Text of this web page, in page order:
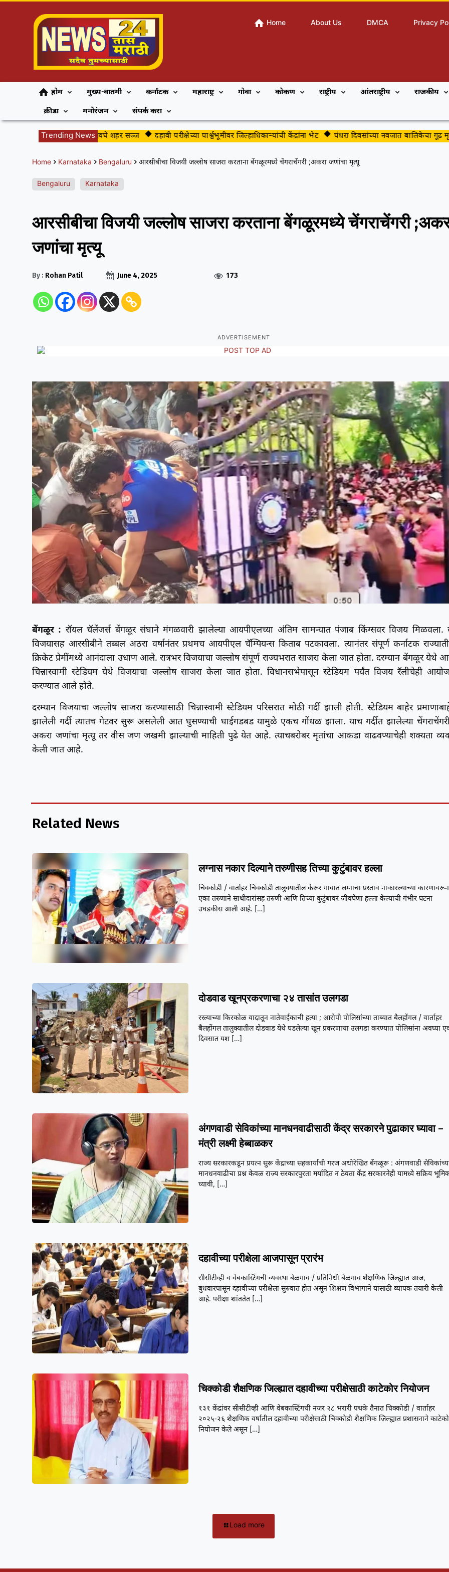
Home About Us DMCA Privacy
होम मुख्य-बातमी कर्नाटक महाराष्ट्र गोवा कोकण राष्ट्रीय आंतराष्ट्रीय
राजकीय
क्रीडा
मनोरंजन संपर्क करा
Trending News
स्वागतासाठी अवघे शहर सज्ज दहावी परीक्षेच्या पार्श्वभूमीवर जिल्हाधिकाऱ्यांची केंद्रांना भेट पंधरा दिवसांच्या नवजात बालिकेचा गूढ मृत्यू
Home Karnataka Bengaluru आरसीबीचा विजयी जल्लोष साजरा करताना बेंगळूरमध्ये चेंगराचेंगरी ;अकरा जणांचा मृत्यू
Bengaluru Karnataka
आरसीबीचा विजयी जल्लोष साजरा करताना बेंगळूरमध्ये चेंगराचेंगरी
जणांचा मृत्यू
By : Rohan Patil June 4, 2025 173
ADVERTISEMENT
बेंगळूर : रॉयल चॅलेंजर्स बेंगळूर संघाने मंगळवारी झालेल्या आयपीएलच्या अंतिम सामन्यात पंजाब किंग्सवर विजय मिळवला.
विजयासह आरसीबीने तब्बल अठरा वर्षानंतर प्रथमच आयपीएल चॅम्पियन्स किताब पटकावला. त्यानंतर संपूर्ण कर्नाटक
क्रिकेट प्रेमींमध्ये आनंदाला उधाण आले. रात्रभर विजयाचा जल्लोष संपूर्ण राज्यभरात साजरा केला जात होता. दरम्यान बेंगळूर येथे
चिन्नास्वामी स्टेडियम येथे विजयाचा जल्लोष साजरा केला जात होता. विधानसभेपासून स्टेडियम पर्यंत विजय रॅलीचेही
करण्यात आले होते.
दरम्यान विजयाचा जल्लोष साजरा करण्यासाठी चिन्नास्वामी स्टेडियम परिसरात मोठी गर्दी झाली होती. स्टेडियम बाहेर
झालेली गर्दी त्यातच गेटवर सुरू असलेली आत घुसण्याची घाईगडबड यामुळे एकच गोंधळ झाला. याच गर्दीत झालेल्या
अकरा जणांचा मृत्यू तर वीस जण जखमी झाल्याची माहिती पुढे येत आहे. त्याचबरोबर मृतांचा आकडा वाढवण्याचेही शक्यता
केली जात आहे.
Related News
लग्नास नकार दिल्याने तरुणीसह तिच्या कुटुंबावर हल्ला
चिक्कोडी / वार्ताहर चिक्कोडी तालुक्यातील केरूर गावात लग्नाचा प्रस्ताव नाकारल्याच्या कारणावरून
एका तरुणाने साथीदारांसह तरुणी आणि तिच्या कुटुंबावर जीवघेणा हल्ला केल्याची गंभीर घटना
उघडकीस आली आहे. […]
दोडवाड खूनप्रकरणाचा २४ तासांत उलगडा
रस्त्याच्या किरकोळ वादातून नातेवाईकाची हत्या ; आरोपी पोलिसांच्या ताब्यात बैलहोंगल / वार्ताहर
बैलहोंगल तालुक्यातील दोडवाड येथे घडलेल्या खून प्रकरणाचा उलगडा करण्यात पोलिसांना अवघ्या
दिवसात यश […]
अंगणवाडी सेविकांच्या मानधनवाढीसाठी केंद्र सरकारने पुढाकार घ्यावा –
मंत्री लक्ष्मी हेब्बाळकर
राज्य सरकारकडून प्रयत्न सुरू केंद्राच्या सहकार्याची गरज अधोरेखित बेंगळूरू : अंगणवाडी
मानधनवाढीचा प्रश्न केवळ राज्य सरकारपुरता मर्यादित न ठेवता केंद्र सरकारनेही यामध्ये सक्रिय
घ्यावी, […]
दहावीच्या परीक्षेला आजपासून प्रारंभ
सीसीटीव्ही व वेबकास्टिंगची व्यवस्था बेळगाव / प्रतिनिधी बेळगाव शैक्षणिक जिल्ह्यात आज,
बुधवारपासून दहावीच्या परीक्षेला सुरुवात होत असून शिक्षण विभागाने यासाठी व्यापक तयारी केली
आहे. परीक्षा शांततेत[…]
चिक्कोडी शैक्षणिक जिल्ह्यात दहावीच्या परीक्षेसाठी काटेकोर नियोजन
१३१ केंद्रांवर सीसीटीव्ही आणि वेबकास्टिंगची नजर २८ भरारी पथके तैनात चिक्कोडी / वार्ताहर
२०२५-२६ शैक्षणिक वर्षातील दहावीच्या परीक्षेसाठी चिक्कोडी शैक्षणिक जिल्ह्यात प्रशासनाने
नियोजन केले असून […]
Load more